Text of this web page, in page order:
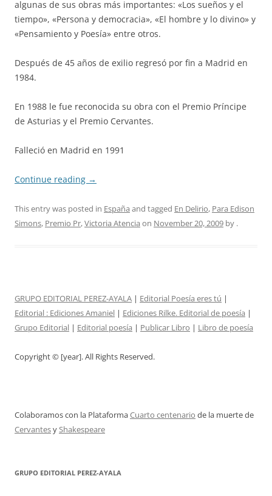
algunas de sus obras más importantes: «Los sueños y el
tiempo», «Persona y democracia», «El hombre y lo divino» y
«Pensamiento y Poesía» entre otros.
Después de 45 años de exilio regresó por fin a Madrid en
1984.
En 1988 le fue reconocida su obra con el Premio Príncipe
de Asturias y el Premio Cervantes.
Falleció en Madrid en 1991
Continue reading →
This entry was posted in España and tagged En Delirio, Para Edison
Simons, Premio Pr,Victoria Atencia on November 20, 2009 by .
GRUPO EDITORIAL PEREZ-AYALA | Editorial Poesía eres tú |
Editorial : Ediciones Amaniel | Ediciones Rilke. Editorial de poesía |
Grupo Editorial | Editorial poesía | Publicar Libro | Libro de poesía
Copyright © [year]. All Rights Reserved.
Colaboramos con la PlataformaCuarto centenario de la muerte de
CervantesyShakespeare
GRUPO EDITORIAL PEREZ-AYALA